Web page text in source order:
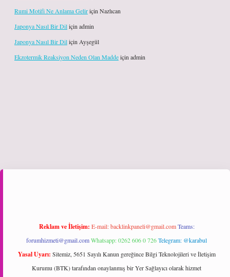
Rumi Motifi Ne Anlama Geliriçin Nazlıcan
Japonya Nasıl Bir Diliçin admin
Japonya Nasıl Bir Diliçin Ayşegül
Ekzotermik Reaksiyon Neden Olan Maddeiçin admin
Reklam ve İletişim: E-mail:backlinkpaneli@gmail.com Teams:
forumhizmeti@gmail.comWhatsapp: 0262 606 0 726Telegram: @karabul
Yasal Uyarı: Sitemiz, 5651 Sayılı Kanun gereğince Bilgi Teknolojileri ve İletişim
Kurumu (BTK) tarafından onaylanmış bir Yer Sağlayıcı olarak hizmet